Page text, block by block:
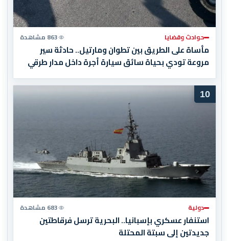
حوادث وقضايا 863 مشاهدة
مأساة على الطريق بين تطوان ومارتيل.. حادثة سير
مروعة تودي بحياة سائق سيارة أجرة داخل مدار طرقي
10
دولية 683 مشاهدة
استنفار عسكري بإسبانيا.. البحرية ترسل فرقاطتين
جديدتين إلى سبتة المحتلة